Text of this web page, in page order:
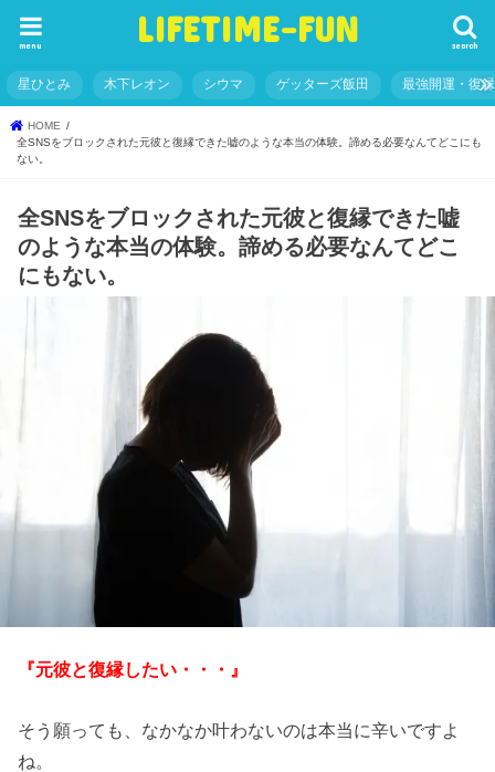
LIFETIME-FUN search
menu
星ひとみ 木下レオン シウマ ゲッターズ飯田 最強開運・復
HOME
全SNSをブロックされた元彼と復縁できた嘘のような本当の体験。諦める必要なんてどこにも
ない。
全SNSをブロックされた元彼と復縁できた嘘
のような本当の体験。諦める必要なんてどこ
にもない。
『元彼と復縁したい・・・』
そう願っても、なかなか叶わないのは本当に辛いですよ
ね。